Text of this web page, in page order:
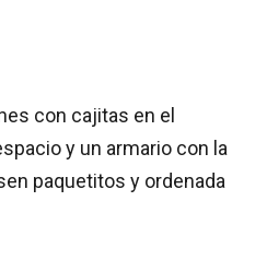
con cajitas en el
y un armario con la
paquetitos y ordenada